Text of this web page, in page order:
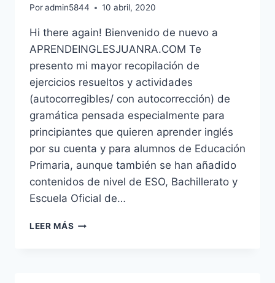
Poradmin5844 10 abril, 2020
Hi there again! Bienvenido de nuevo a
APRENDEINGLESJUANRA.COM Te
presento mi mayor recopilación de
ejercicios resueltos y actividades
(autocorregibles/ con autocorrección) de
gramática pensada especialmente para
principiantes que quieren aprender inglés
por su cuenta y para alumnos de Educación
Primaria, aunque también se han añadido
contenidos de nivel de ESO, Bachillerato y
Escuela Oficial de…
LEER MÁS EJERCICIOS